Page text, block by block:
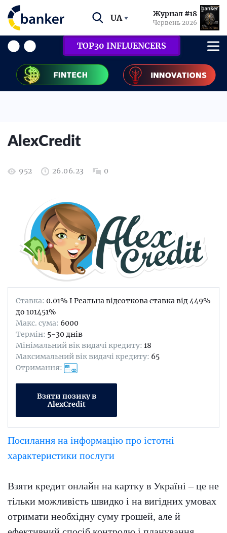
UA Журнал #18
Червень 2026
TOP30 INFLUENCERS
AlexСredit
952 26.06.23 0
Ставка: 0.01% I Реальна відсоткова ставка від 449%
до 101451%
Maкс. сума: 6000
Термін: 5-30 днів
Мінімальний вік видачі кредиту: 18
Максимальний вік видачі кредиту: 65
Отримання:
Взяти позику в
AlexСredit
Посилання на інформацію про істотні
характеристики послуги
Взяти кредит онлайн на картку в Україні – це не
тільки можливість швидко і на вигідних умовах
отримати необхідну суму грошей, але й